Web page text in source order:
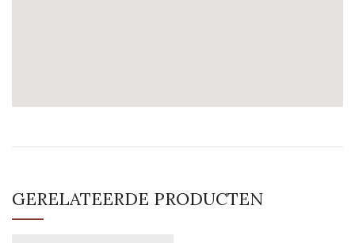
GERELATEERDE PRODUCTEN